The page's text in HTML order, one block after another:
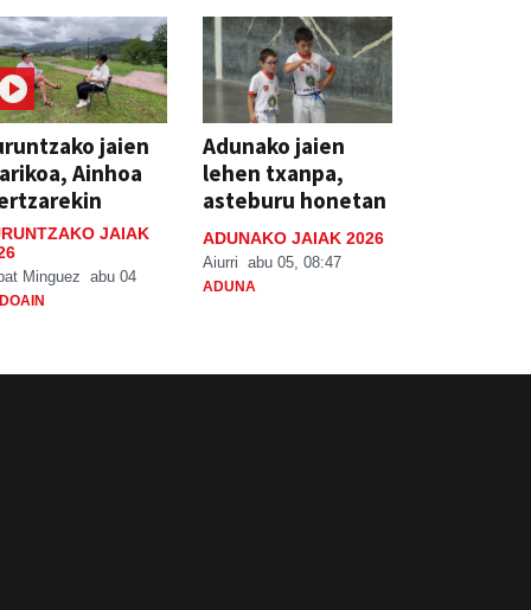
jaien
Ainhoa
JAIAK
Minguez abu 04
Adunako jaien
lehen txanpa,
asteburu honetan
ADUNAKO JAIAK 2026
Aiurri abu 05, 08:47
ADUNA